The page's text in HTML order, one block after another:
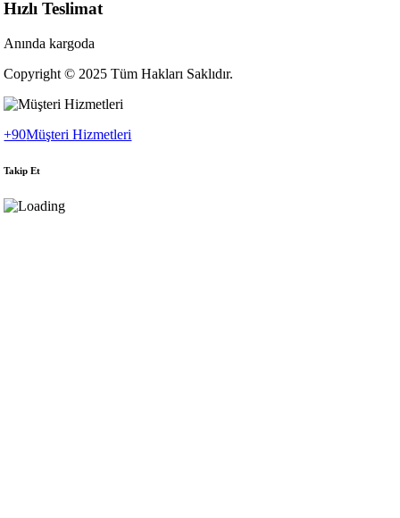
Hızlı Teslimat
Anında kargoda
Copyright © 2025 Tüm Hakları Saklıdır.
+90Müşteri Hizmetleri
Takip Et